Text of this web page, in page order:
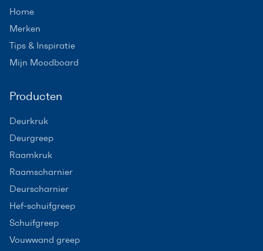
Home
Merken
Tips & Inspiratie
Mijn Moodboard
Producten
Deurkruk
Deurgreep
Raamkruk
Raamscharnier
Deurscharnier
Hef-schuifgreep
Schuifgreep
Vouwwand greep